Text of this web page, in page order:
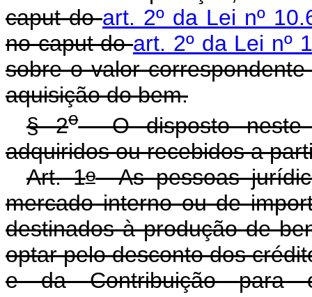
caput doart. 2º da Lei nº
no caput doart. 2º da Lei nº
sobre o valor
aquisição do bem.
§ 2oO disposto neste
adquiridos ou recebidos a
Art. 1oAs pessoas
mercado interno ou de
destinados à produção de
optar pelo desconto dos
e da Contribuição para